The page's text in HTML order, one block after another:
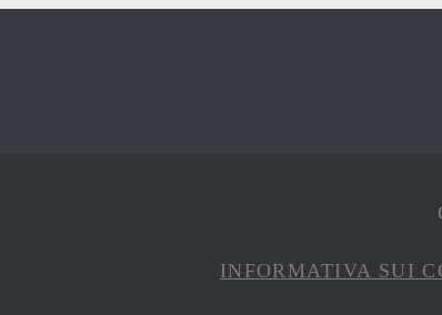
INFORMATIVA SUI